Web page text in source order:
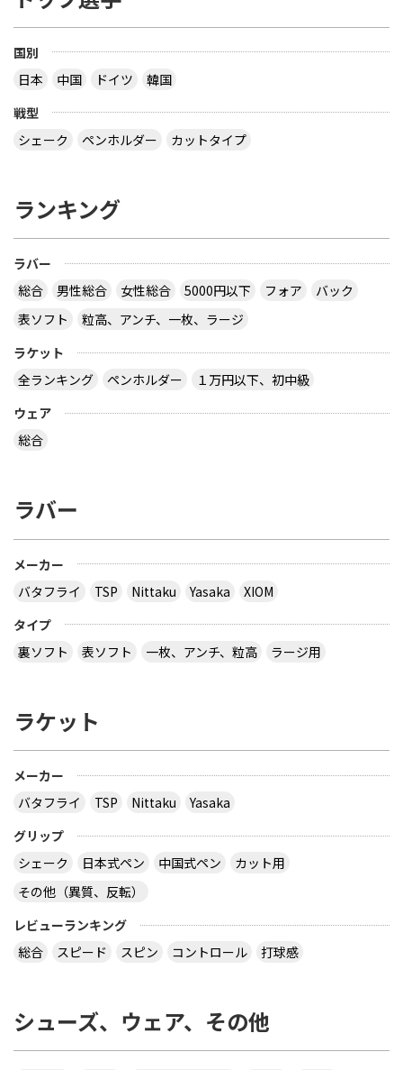
国別
日本
中国 ドイツ
韓国
戦型
シェーク
ペンホルダー カットタイプ
ランキング
ラバー
総合
男性総合 女性総合 5000円以下 フォア
バック
表ソフト
粒高、アンチ、一枚、ラージ
ラケット
全ランキング
ペンホルダー
１万円以下、初中級
ウェア
総合
ラバー
メーカー
バタフライ
TSP Nittaku Yasaka
XIOM
タイプ
裏ソフト
表ソフト 一枚、アンチ、粒高 ラージ用
ラケット
メーカー
バタフライ
TSP Nittaku
Yasaka
グリップ
シェーク
日本式ペン 中国式ペン
カット用
その他（異質、反転）
レビューランキング
総合
スピード スピン コントロール 打球感
シューズ、ウェア、その他